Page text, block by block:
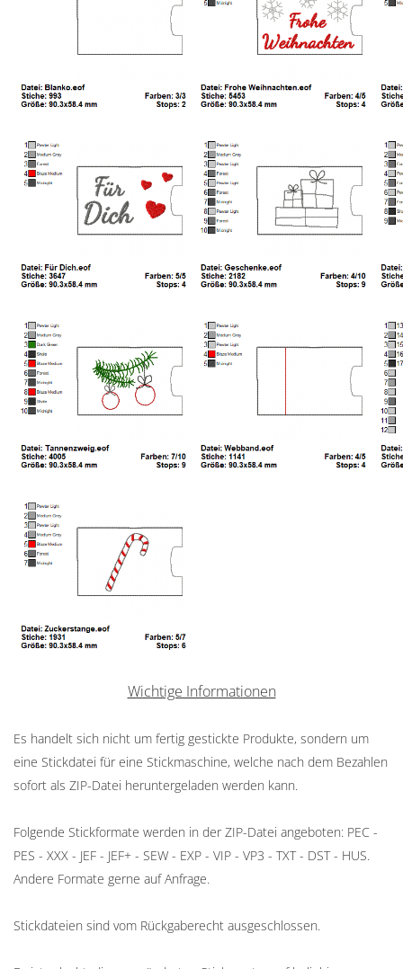
Wichtige Informationen
Es handelt sich nicht um fertig gestickte Produkte, sondern um
eine Stickdatei für eine Stickmaschine, welche nach dem Bezahlen
sofort als ZIP-Datei heruntergeladen werden kann.
Folgende Stickformate werden in der ZIP-Datei angeboten: PEC -
PES - XXX - JEF - JEF+ - SEW - EXP - VIP - VP3 - TXT - DST - HUS.
Andere Formate gerne auf Anfrage.
Stickdateien sind vom Rückgaberecht ausgeschlossen.